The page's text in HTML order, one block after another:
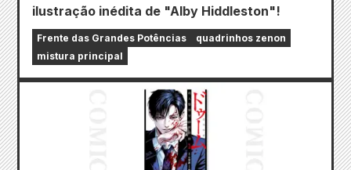
ilustração inédita de "Alby Hiddleston"!
Frente das Grandes Potências
quadrinhos zenon
mistura principal